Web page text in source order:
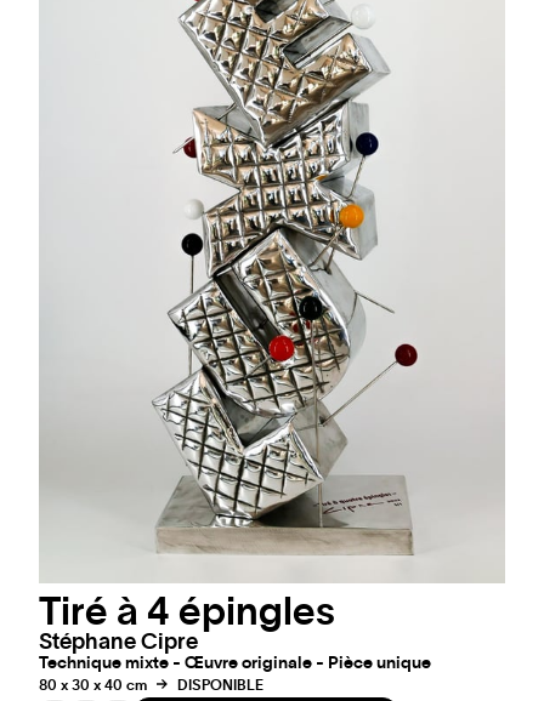
Tiré à 4 épingles
Stéphane Cipre
Technique mixte - Œuvre originale - Pièce unique
80 x 30 x 40 cm
DISPONIBLE